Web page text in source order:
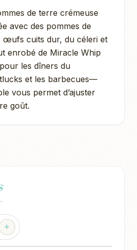
de terre crémeuse
avec des pommes de
œufs cuits dur, du céleri et
enrobé de Miracle Whip
les dîners du
et les barbecues—
vous permet d’ajuster
goût.